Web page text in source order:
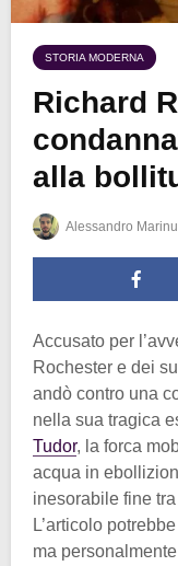
STORIA MODERNA
Richard
alla
Alessandro
Accusato per
Rochester e dei
andò contro una
nella sua tragica
Tudor, la forca
acqua in
inesorabile fine
L’articolo
ma